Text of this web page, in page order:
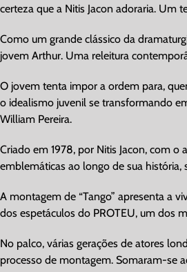
certeza que a Nitis Jacon adoraria. Um
Como um grande clássico da
jovem Arthur. Uma releitura
O jovem tenta impor a ordem para,
o idealismo juvenil se transformando
William Pereira.
Criado em 1978, por Nitis Jacon, com
emblemáticas ao longo de sua
A montagem de “Tango” apresenta a
dos espetáculos do PROTEU, um dos
No palco, várias gerações de atores
processo de montagem. Somaram-se